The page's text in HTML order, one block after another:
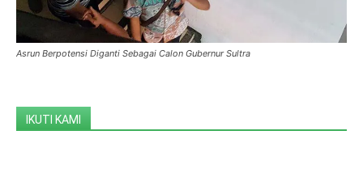
Asrun Berpotensi Diganti Sebagai Calon Gubernur Sultra
IKUTI KAMI